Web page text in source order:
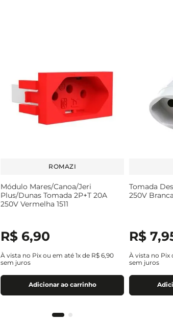
ROMAZI
Módulo Mares/Canoa/Jeri
Plus/Dunas Tomada 2P+T 20A
250V Vermelha 1511
R$ 6,90
À vista no Pix ou em até 1x de R$ 6,90
sem juros
Adicionar ao carrinho
Tomada
250V
R$ 7,
À vista no Pix
sem juros